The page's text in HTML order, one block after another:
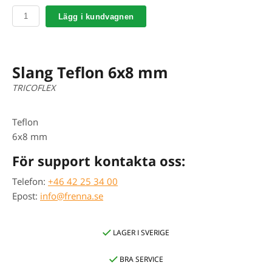
Lägg i kundvagnen
Slang Teflon 6x8 mm
TRICOFLEX
Teflon
6x8 mm
För support kontakta oss:
Telefon: +46 42 25 34 00
Epost: info@frenna.se
LAGER I SVERIGE
BRA SERVICE